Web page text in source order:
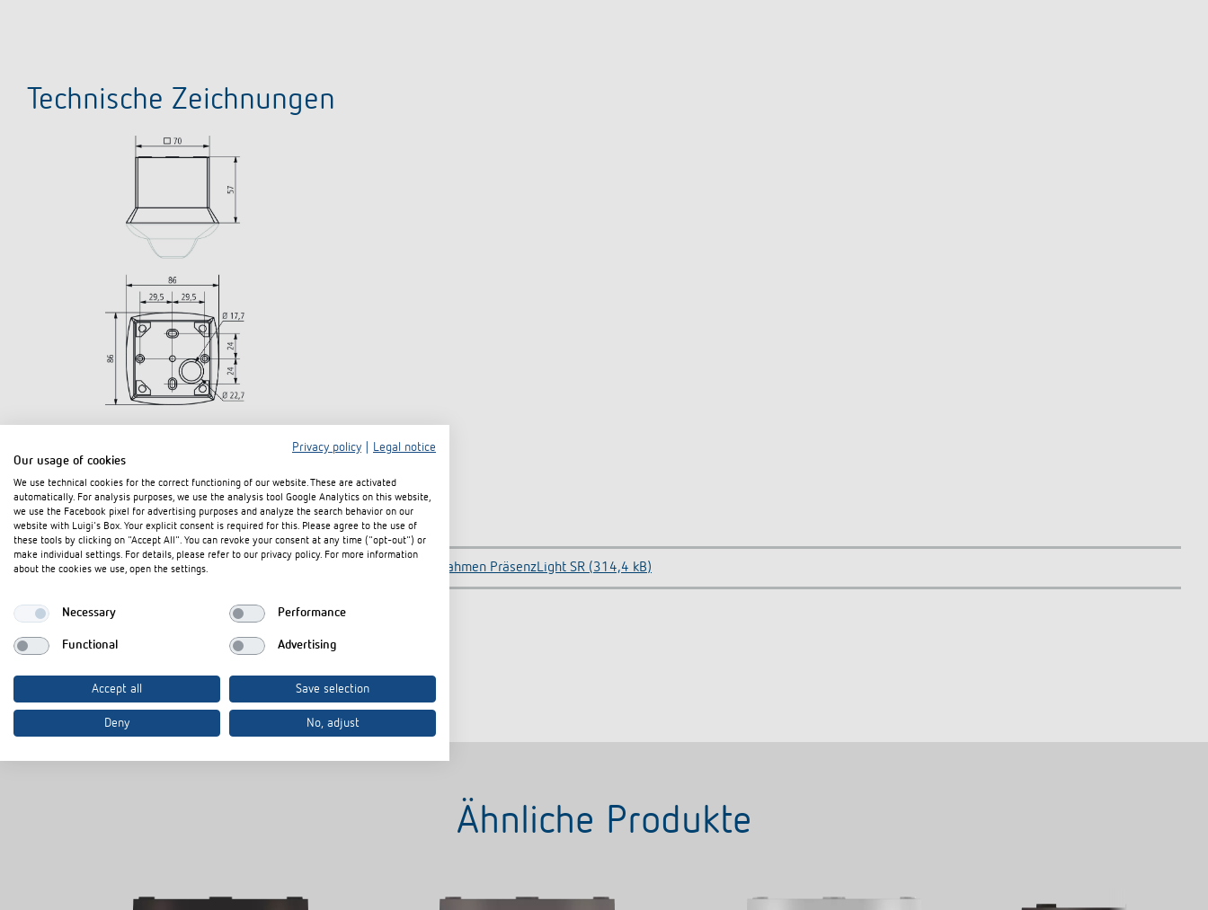
Technische Zeichnungen
Downloads
Datenblatt AP-Rahmen PräsenzLight SR (314,4 kB)
Ähnliche Produkte
Privacy policy
Legal notice
Our usage of cookies
We use technical cookies for the correct functioning of our website. These are activated
automatically. For analysis purposes, we use the analysis tool Google Analytics on this website,
we use the Facebook pixel for advertising purposes and analyze the search behavior on our
website with Luigi's Box. Your explicit consent is required for this. Please agree to the use of
these tools by clicking on "Accept All". You can revoke your consent at any time ("opt-out") or
make individual settings. For details, please refer to our privacy policy. For more information
about the cookies we use, open the settings.
Necessary Performance
Functional Advertising
Accept all Save selection
Deny No, adjust